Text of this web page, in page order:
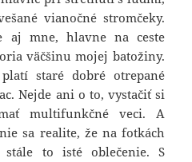
vianočné stromčeky.
aj mne, hlavne na ceste
väčšinu mojej batožiny.
staré dobré otrepané
Nejde ani o to, vystačiť si
multifunkčné veci. A
sa realite, že na fotkách
stále to isté oblečenie. S